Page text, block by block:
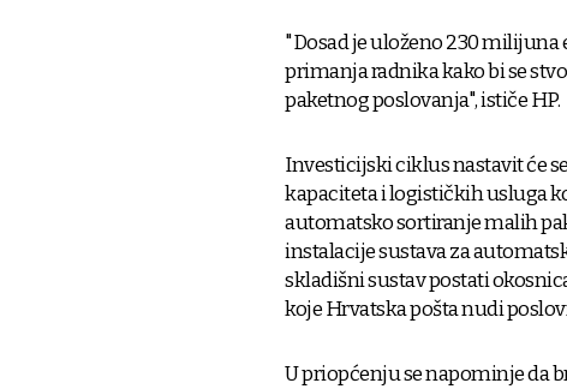
"Dosad je uloženo 230
primanja radnika kako bi se
paketnog poslovanja", ističe HP.
Investicijski ciklus nastavit će
kapaciteta i logističkih usluga
automatsko sortiranje malih
instalacije sustava za
skladišni sustav postati
koje Hrvatska pošta nudi
U priopćenju se napominje da